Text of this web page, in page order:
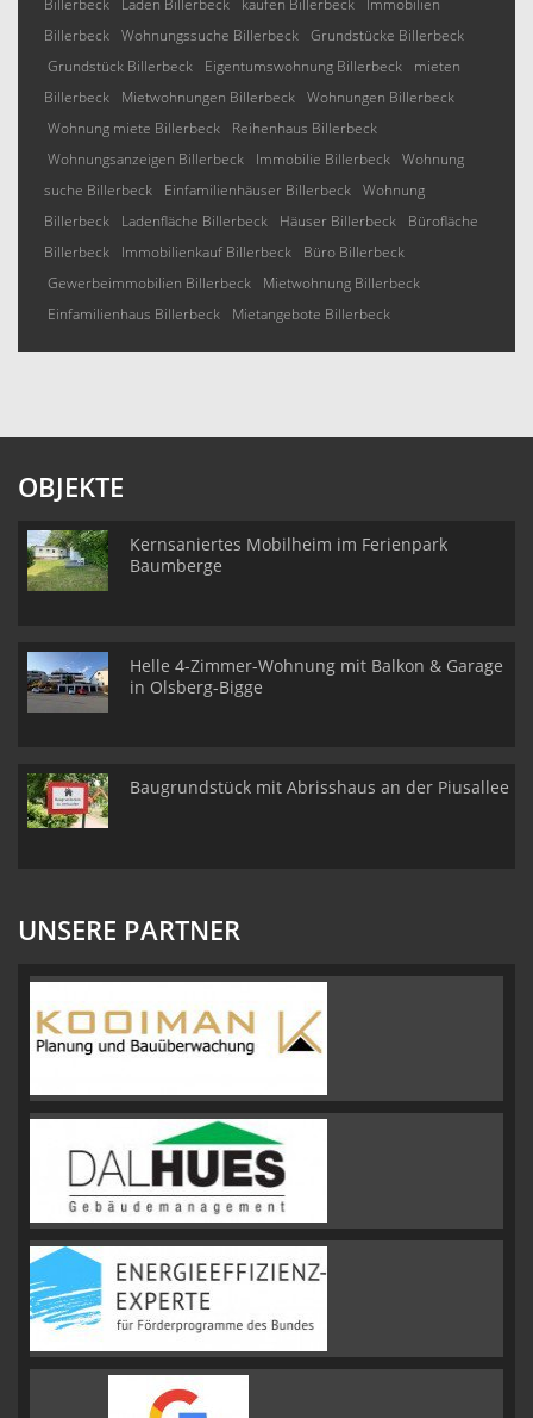
Billerbeck
Laden Billerbeck kaufen Billerbeck
Immobilien
Billerbeck Wohnungssuche Billerbeck Grundstücke Billerbeck
Grundstück Billerbeck
Eigentumswohnung Billerbeck
mieten
Billerbeck
Mietwohnungen Billerbeck Wohnungen Billerbeck
Wohnung miete Billerbeck
Reihenhaus Billerbeck
Wohnungsanzeigen Billerbeck
Immobilie Billerbeck Wohnung
suche Billerbeck
Einfamilienhäuser Billerbeck Wohnung
Billerbeck
Ladenfläche Billerbeck Häuser Billerbeck
Bürofläche
Billerbeck
Immobilienkauf Billerbeck
Büro Billerbeck
Gewerbeimmobilien Billerbeck
Mietwohnung Billerbeck
Einfamilienhaus Billerbeck
Mietangebote Billerbeck
OBJEKTE
Kernsaniertes Mobilheim im Ferienpark
Baumberge
Helle 4-Zimmer-Wohnung mit Balkon & Garage
in Olsberg-Bigge
Baugrundstück mit Abrisshaus an der Piusallee
UNSERE PARTNER